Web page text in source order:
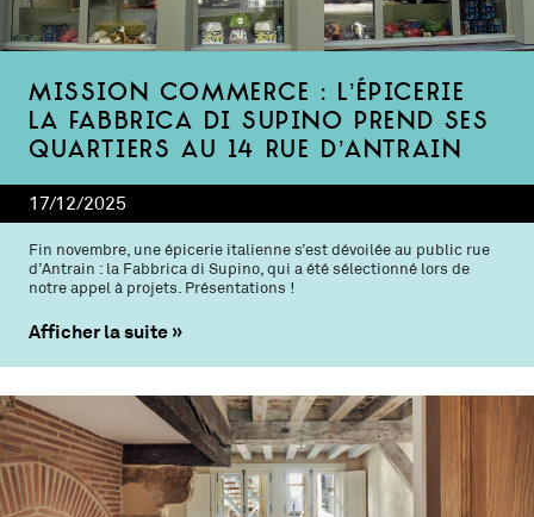
Mission commerce : l’épicerie
La Fabbrica di Supino prend ses
quartiers au 14 rue d’Antrain
17/12/2025
Fin novembre, une épicerie italienne s’est dévoilée au public rue
d’Antrain : la Fabbrica di Supino, qui a été sélectionné lors de
notre appel à projets. Présentations !
Afficher la suite